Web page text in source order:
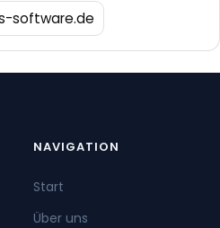
software.de
NAVIGATION
Start
Über uns